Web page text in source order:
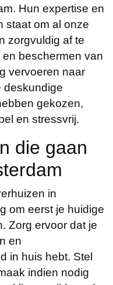
Hun expertise en
staat om al onze
zorgvuldig af te
beschermen van
vervoeren naar
deskundige
gekozen,
en stressvrij.
die gaan
in
om eerst je huidige
Zorg ervoor dat je
en
in huis hebt. Stel
indien nodig